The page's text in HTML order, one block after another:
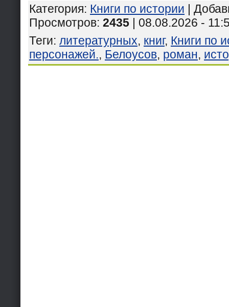
Категория: Книги по истории |
Просмотров: 2435 | 08.08.2026 -
Теги: литературных, книг, Книги по
персонажей., Белоусов, роман,